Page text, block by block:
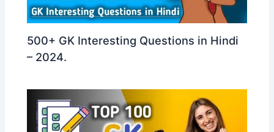
500+ GK Interesting Questions in Hindi
– 2024.